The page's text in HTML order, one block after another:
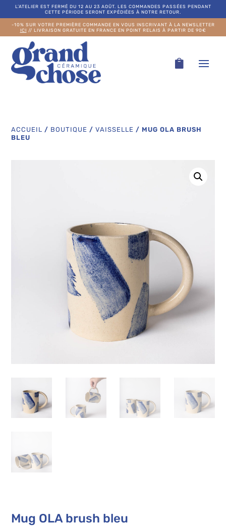
L’ATELIER EST FERMÉ DU 12 AU 23 AOÛT. LES COMMANDES PASSÉES PENDANT
CETTE PÉRIODE SERONT EXPÉDIÉES À NOTRE RETOUR.
-10% SUR VOTRE PREMIÈRE COMMANDE EN VOUS INSCRIVANT À LA NEWSLETTER
ICI // LIVRAISON GRATUITE EN FRANCE EN POINT RELAIS À PARTIR DE 90€
ACCUEIL / BOUTIQUE /VAISSELLE / MUG OLA BRUSH
BLEU
Mug OLA brush bleu